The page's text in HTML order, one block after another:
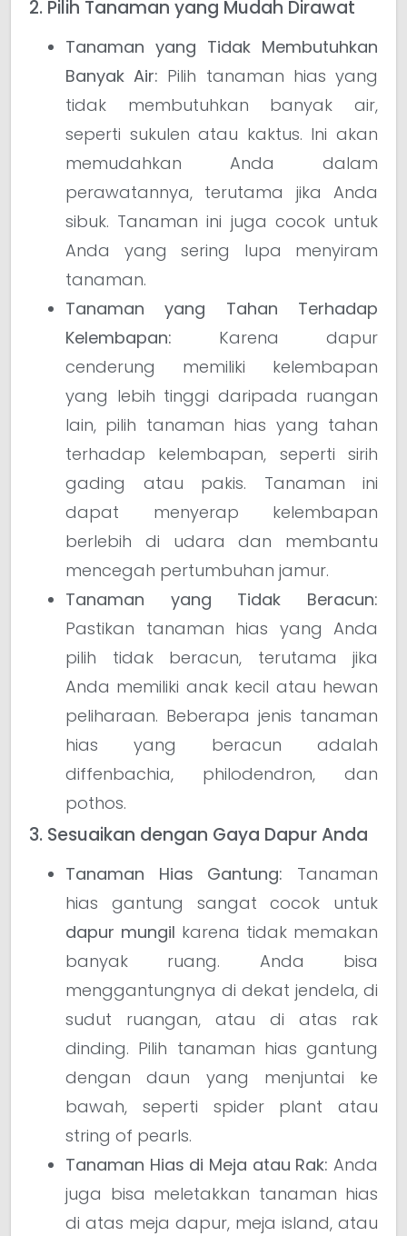
2. Pilih Tanaman yang Mudah Dirawat
Tanaman yang Tidak Membutuhkan
Banyak Air: Pilih tanaman hias yang
tidak membutuhkan banyak air,
seperti sukulen atau kaktus. Ini akan
memudahkan Anda dalam
perawatannya, terutama jika Anda
sibuk. Tanaman ini juga cocok untuk
Anda yang sering lupa menyiram
tanaman.
Tanaman yang Tahan Terhadap
Kelembapan: Karena dapur
cenderung memiliki kelembapan
yang lebih tinggi daripada ruangan
lain, pilih tanaman hias yang tahan
terhadap kelembapan, seperti sirih
gading atau pakis. Tanaman ini
dapat menyerap kelembapan
berlebih di udara dan membantu
mencegah pertumbuhan jamur.
Tanaman yang Tidak Beracun:
Pastikan tanaman hias yang Anda
pilih tidak beracun, terutama jika
Anda memiliki anak kecil atau hewan
peliharaan. Beberapa jenis tanaman
hias yang beracun adalah
diffenbachia, philodendron, dan
pothos.
3. Sesuaikan dengan Gaya Dapur Anda
Tanaman Hias Gantung: Tanaman
hias gantung sangat cocok untuk
dapur mungil karena tidak memakan
banyak ruang. Anda bisa
menggantungnya di dekat jendela, di
sudut ruangan, atau di atas rak
dinding. Pilih tanaman hias gantung
dengan daun yang menjuntai ke
bawah, seperti spider plant atau
string of pearls.
Tanaman Hias di Meja atau Rak: Anda
juga bisa meletakkan tanaman hias
di atas meja dapur, meja island, atau